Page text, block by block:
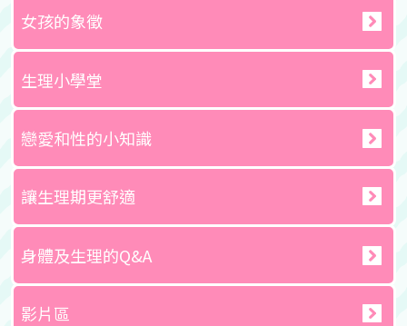
女孩的象徵
生理小學堂
戀愛和性的小知識
讓生理期更舒適
身體及生理的Q&A
影片區